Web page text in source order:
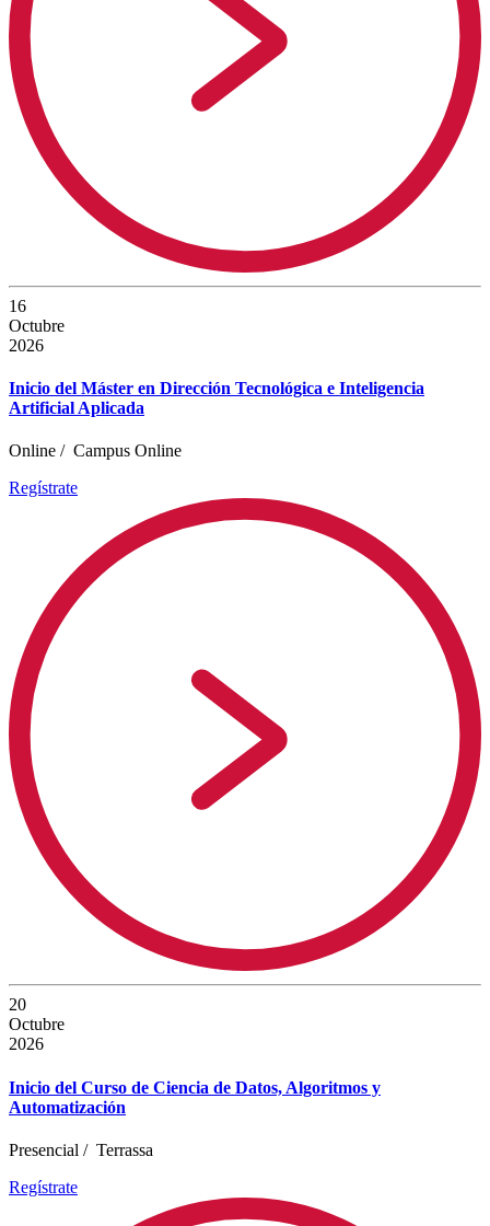
16
Octubre
2026
Inicio del Máster en Dirección Tecnológica e Inteligencia
Artificial Aplicada
Online / Campus Online
Regístrate
20
Octubre
2026
Inicio del Curso de Ciencia de Datos, Algoritmos y
Automatización
Presencial / Terrassa
Regístrate